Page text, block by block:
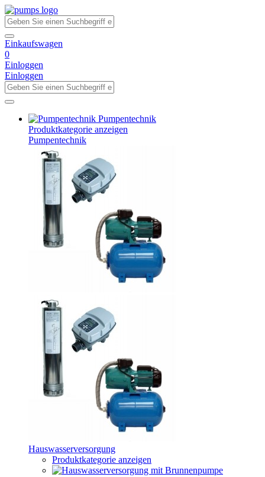
Einkaufswagen
0
Einloggen
Einloggen
Pumpentechnik
Produktkategorie anzeigen
Pumpentechnik
Hauswasserversorgung
Produktkategorie anzeigen